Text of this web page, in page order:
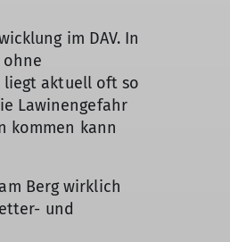
im DAV. In
ohne
liegt aktuell oft so
Lawinengefahr
kommen kann
Berg wirklich
und